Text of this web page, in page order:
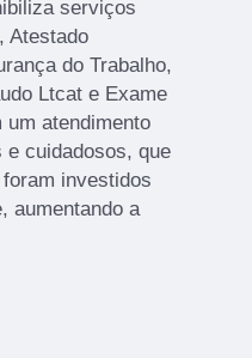
serviços
Atestado
do Trabalho,
Ltcat e Exame
atendimento
cuidadosos, que
investidos
aumentando a